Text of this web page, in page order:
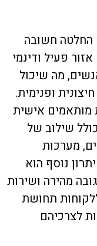
החלטה חשובה
פעיל ודינמי
מה שיכול
ופנימית.
מותאמים אישית
שילוב של
מערכות
נוסף הוא
מהירה ושירות
תחושת
לצרכיהם